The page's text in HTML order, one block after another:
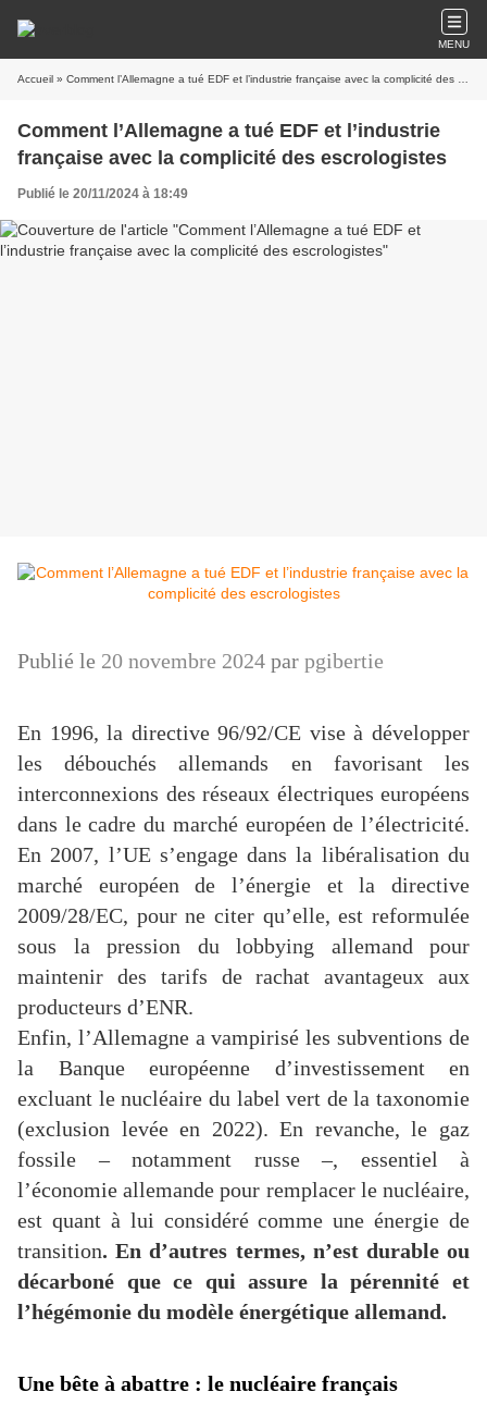
MENU
Accueil » Comment l’Allemagne a tué EDF et l’industrie française avec la complicité des escrologistes
Comment l’Allemagne a tué EDF et l’industrie
française avec la complicité des escrologistes
Publié le 20/11/2024 à 18:49
Publié le 20 novembre 2024 par pgibertie
En 1996, la directive 96/92/CE vise à développer
les débouchés allemands en favorisant les
interconnexions des réseaux électriques européens
dans le cadre du marché européen de l’électricité.
En 2007, l’UE s’engage dans la libéralisation du
marché européen de l’énergie et la directive
2009/28/EC, pour ne citer qu’elle, est reformulée
sous la pression du lobbying allemand pour
maintenir des tarifs de rachat avantageux aux
producteurs d’ENR.
Enfin, l’Allemagne a vampirisé les subventions de
la Banque européenne d’investissement en
excluant le nucléaire du label vert de la taxonomie
(exclusion levée en 2022). En revanche, le gaz
fossile – notamment russe –, essentiel à
l’économie allemande pour remplacer le nucléaire,
est quant à lui considéré comme une énergie de
transition. En d’autres termes, n’est durable ou
décarboné que ce qui assure la pérennité et
l’hégémonie du modèle énergétique allemand.
Une bête à abattre : le nucléaire français